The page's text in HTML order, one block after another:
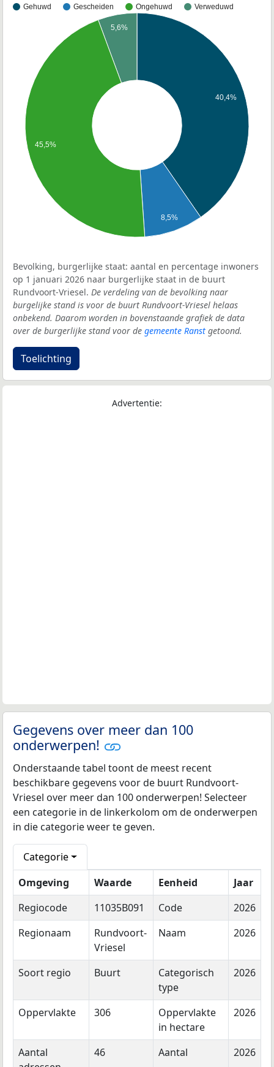
Gehuwd Gescheiden Ongehuwd Verweduwd
40,4%
8,5%
5,6%
45,5%
Bevolking, burgerlijke staat: aantal en percentage inwoners
op 1 januari 2026 naar burgerlijke staat in de buurt
Rundvoort-Vriesel. De verdeling van de bevolking naar
burgelijke stand is voor de buurt Rundvoort-Vriesel helaas
onbekend. Daarom worden in bovenstaande grafiek de data
over de burgerlijke stand voor de gemeente Ranst getoond.
Toelichting
Advertentie:
Gegevens over meer dan 100
onderwerpen!
Onderstaande tabel toont de meest recent
beschikbare gegevens voor de buurt Rundvoort-
Vriesel over meer dan 100 onderwerpen! Selecteer
een categorie in de linkerkolom om de onderwerpen
in die categorie weer te geven.
Categorie
Omgeving
Waarde Eenheid
Jaar
Regiocode
11035B091 Code
2026
Regionaam
Rundvoort-
Vriesel
Naam 2026
Soort regio Buurt
Categorisch
type
2026
Oppervlakte 306
Oppervlakte
in hectare
2026
Aantal
46 Aantal 2026